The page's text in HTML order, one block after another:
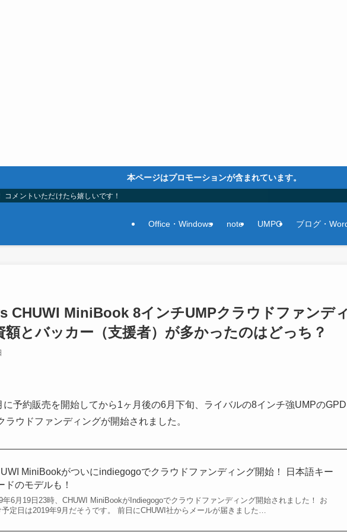
本ページはプロモーションが含まれています。
メントいただけたら嬉しいです！
Office・Windows note UMPC ブログ・
CHUWI MiniBook 8インチUMPクラウドファンデ
額とバッカー（支援者）が多かったのはどっち？
予約販売を開始してから1ヶ月後の6月下旬、ライバルの8インチ強UMPのGPD
ウドファンディングが開始されました。
MiniBookがついにindiegogoでクラウドファンディング開始！ 日本語キー
ドのモデルも！
年6月19日23時、CHUWI MiniBookがIndiegogoでクラウドファンディング開始されました！ お
予定日は2019年9月だそうです。 前日にCHUWI社からメールが届きました…